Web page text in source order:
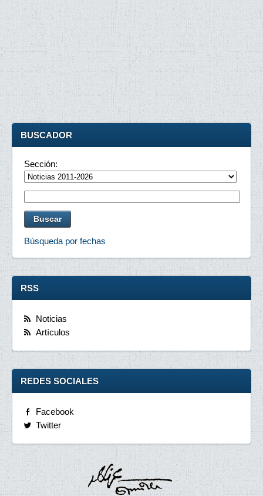
BUSCADOR
Sección:
Búsqueda por fechas
RSS
Noticias
Artículos
REDES SOCIALES
Facebook
Twitter